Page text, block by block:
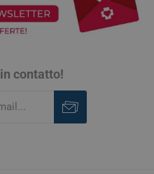
contatto!